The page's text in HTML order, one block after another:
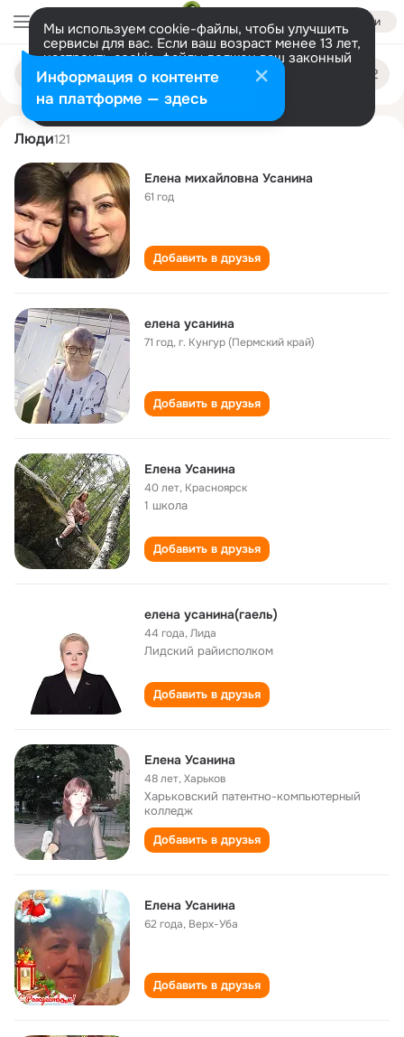
Войти
Мы используем cookie-файлы, чтобы улучшить
сервисы для вас. Если ваш возраст менее 13 лет,
настроить cookie-файлы должен ваш законный
представитель. Больше информации
Разрешить все Настроить
Поиск
людям
elena usanina
Люди121
Елена михайловна Усанина
61 год
Добавить в друзья
елена усанина
71 год,г. Кунгур (Пермский край)
Добавить в друзья
Елена Усанина
40 лет, Красноярск
1 школа
Добавить в друзья
елена усанина(гаель)
44 года,Лида
Лидский райисполком
Добавить в друзья
Елена Усанина
48 лет,Харьков
Харьковский патентно-компьютерный
колледж
Добавить в друзья
Елена Усанина
62 года, Верх-Уба
Добавить в друзья
Информация о контенте
на платформе — здесь